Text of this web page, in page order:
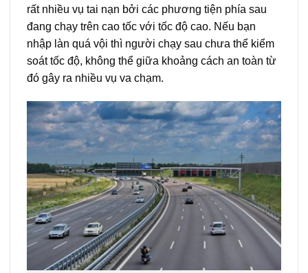
rất nhiều vụ tai nạn bởi các phương tiện phía sau
đang chạy trên cao tốc với tốc độ cao. Nếu bạn
nhập làn quá vội thì người chạy sau chưa thể kiểm
soát tốc độ, không thể giữa khoảng cách an toàn từ
đó gây ra nhiều vụ va chạm.